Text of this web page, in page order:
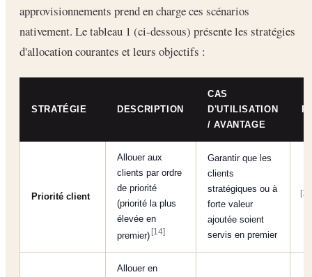
approvisionnements prend en charge ces scénarios
nativement. Le tableau 1 (ci-dessous) présente les stratégies
d'allocation courantes et leurs objectifs :
STRATÉGIE DESCRIPTION
CAS
D'UTILISATION
/ AVANTAGE
Priorité client
Allouer aux
clients par ordre
de priorité
(priorité la plus
élevée en
premier)[14]
Garantir que les
clients
stratégiques ou à
forte valeur
ajoutée soient
servis en premier
Allouer en